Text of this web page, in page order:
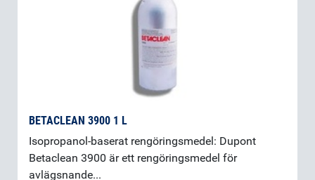
BETACLEAN 3900 1 L
Isopropanol-baserat rengöringsmedel: Dupont
Betaclean 3900 är ett rengöringsmedel för
avlägsnande...